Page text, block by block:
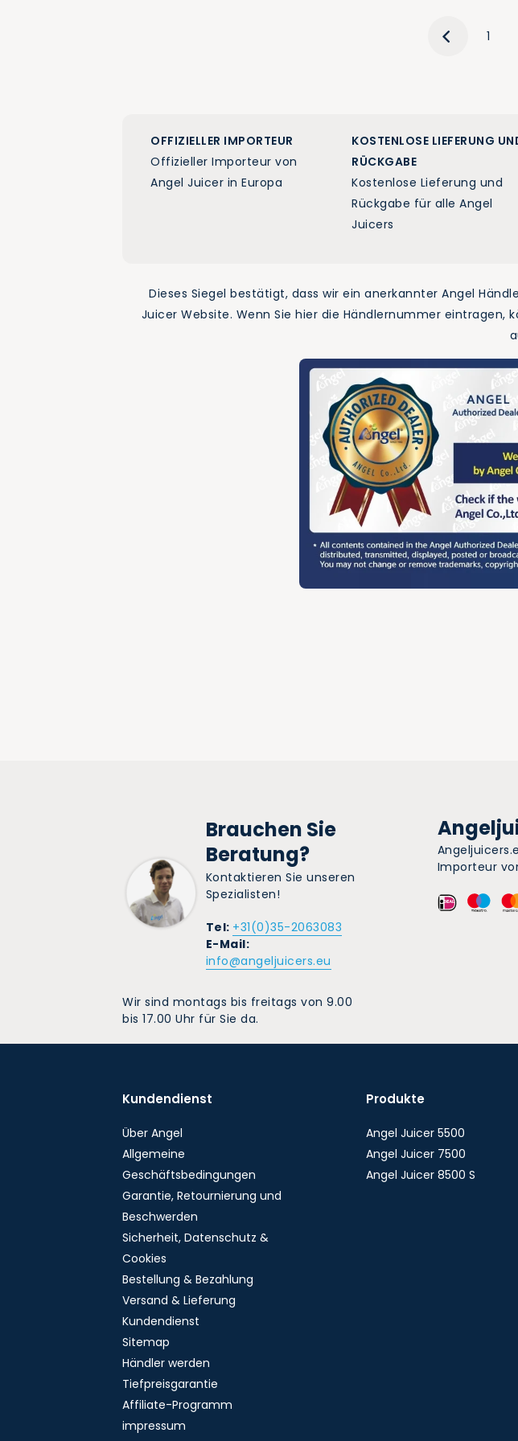
1
OFFIZIELLER IMPORTEUR
Offizieller Importeur von
Angel Juicer in Europa
KOSTENLOSE LIEFERUNG
RÜCKGABE
Kostenlose Lieferung und
Rückgabe für alle Angel
Juicers
Dieses Siegel bestätigt, dass wir ein anerkannter Angel
Juicer Website. Wenn Sie hier die Händlernummer eintragen,
Brauchen Sie
Beratung?
Kontaktieren Sie unseren
Spezialisten!
Tel: +31(0)35-2063083
E-Mail:
info@angeljuicers.eu
Wir sind montags bis freitags von 9.00
bis 17.00 Uhr für Sie da.
Importeur
Kundendienst
Über Angel
Allgemeine
Geschäftsbedingungen
Garantie, Retournierung und
Beschwerden
Sicherheit, Datenschutz &
Cookies
Bestellung & Bezahlung
Versand & Lieferung
Kundendienst
Sitemap
Händler werden
Tiefpreisgarantie
Affiliate-Programm
impressum
Produkte
Angel Juicer 5500
Angel Juicer 7500
Angel Juicer 8500 S